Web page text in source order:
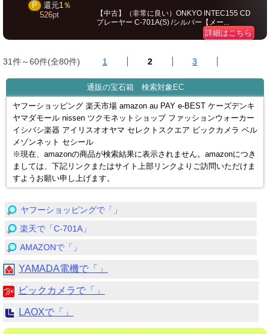
P 還元1％
526pt
【中古】（非常に良い）ONKYO INTEC155 CD
プレーヤー C-701A(S) /シルバー【メー...
詳細はこちら
31件～60件(全80件) 1 2 3
通販の宝石箱 検索対象EC
ヤフーショッピング 楽天市場 amazon au PAY e-BEST ケーズデンキ
ヤマダモール nissen ツクモネットショップ ファッションウォーカー
イシバシ楽器 アイリスオオヤマ セレクトスクエア ビックカメラ ベル
メゾンネット セシール
※現在、amazonの商品が検索結果に表示されません。amazonにつき
ましては、下記リンクまたはサイト上部リンクよりご訪問いただけま
すようお願い申し上げます。
ヤフーショッピングで「」
楽天で「C-701A」
AMAZONで「」
YAMADA電機で「」
ビックカメラで「」
LAOXで「」